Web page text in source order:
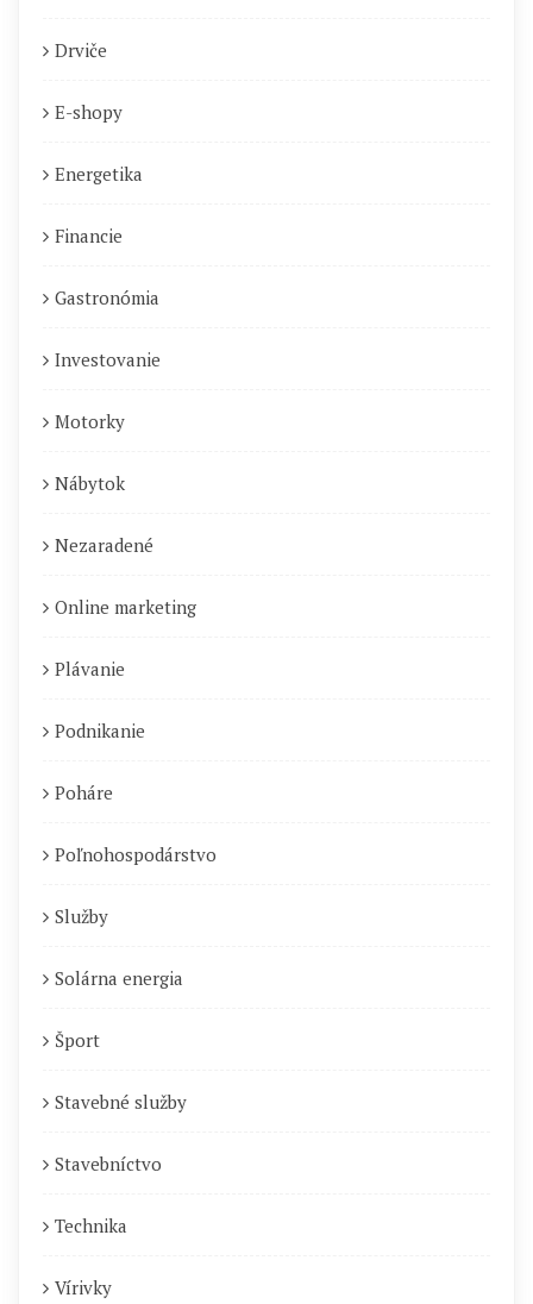
Drviče
E-shopy
Energetika
Financie
Gastronómia
Investovanie
Motorky
Nábytok
Nezaradené
Online marketing
Plávanie
Podnikanie
Poháre
Poľnohospodárstvo
Služby
Solárna energia
Šport
Stavebné služby
Stavebníctvo
Technika
Vírivky